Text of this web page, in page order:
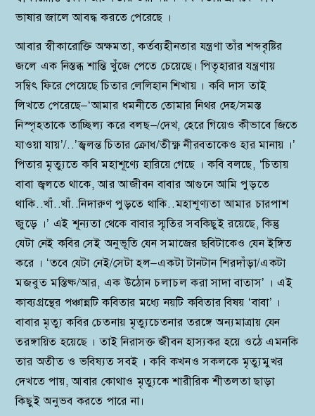
ভাষার জালে আবদ্ধ করতে পেরেছে ।
আবার স্বীকারোক্তি অক্ষমতা, কর্তব্যহীনতার যন্ত্রণা তাঁর শব্দবৃষ্টির
জলে এক নিস্তব্ধ শান্তি খুঁজে পেতে চেয়েছে। পিতৃহারার যন্ত্রণায়
সম্বিৎ ফিরে পেয়েছে চিতার লেলিহান শিখায় । কবি দাস তাই
লিখতে পেরেছে–‘আমার ধমনীতে তোমার নিথর দেহ/সমস্ত
নিস্পৃহতাকে তাচ্ছিল্য করে বলছ–/দেখ, হেরে গিয়েও কীভাবে জিতে
যাওয়া যায়’/..’জ্বলন্ত চিতার ক্রোধ/তীক্ষ্ণ নীরবতাকেও হার মানায় ।’
পিতার মৃত্যুতে কবি মহাশূণ্যে হারিয়ে গেছে । কবি বলছে, ‘চিতায়
বাবা জ্বলতে থাকে, আর আজীবন বাবার আগুনে আমি পুড়তে
থাকি..খাঁ..খাঁ..নিদারুণ পুড়তে থাকি..মহাশূণ্যতা আমার চারপাশ
জুড়ে ।’ এই শূন্যতা থেকে বাবার স্মৃতির সবকিছুই রয়েছে, কিন্তু
যেটা নেই কবির সেই অনুভূতি যেন সমাজের ছবিটাকেও যেন ইঙ্গিত
করে । ‘তবে যেটা নেই/সেটা হল–একটা টানটান শিরদাঁড়া/একটা
মজবুত মস্তিষ্ক/আর, এক উঠোন চলাচল করা সাদা বাতাস’ । এই
কাব্যগ্রন্থের পঞ্চান্নটি কবিতার মধ্যে নয়টি কবিতার বিষয় ‘বাবা’ ।
বাবার মৃত্যু কবির চেতনায় মৃত্যুচেতনার তরঙ্গে অন্যমাত্রায় যেন
তরঙ্গায়িত হয়েছে । তাই নিরাসক্ত জীবন হাস্যকর হয়ে ওঠে এমনকি
তার অতীত ও ভবিষ্যত সবই । কবি কখনও সকলকে মৃত্যুমুখর
দেখতে পায়, আবার কোথাও মৃত্যুকে শারীরিক শীতলতা ছাড়া
কিছুই অনুভব করতে পারে না।